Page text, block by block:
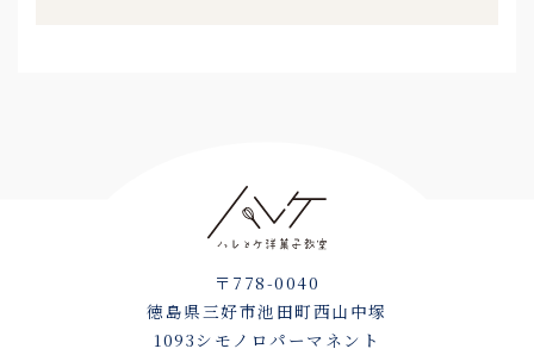
〒778-0040
徳島県三好市池田町西山中塚
1093シモノロパーマネント